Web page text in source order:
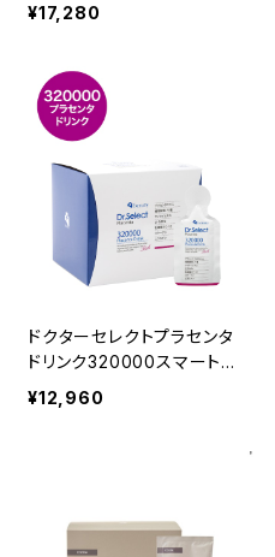
¥17,280
ドクターセレクトプラセンタ
ドリンク320000スマートパ
ック30包
¥12,960